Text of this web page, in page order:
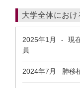
大学全体にお
2025年1月 - 現
員
2024年7月 肺移